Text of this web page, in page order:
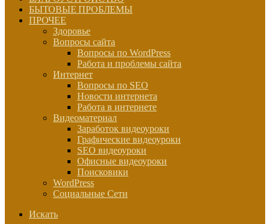
БЫТОВЫЕ ПРОБЛЕМЫ
ПРОЧЕЕ
Здоровье
Вопросы сайта
Вопросы по WordPress
Работа и проблемы сайта
Интернет
Вопросы по SEO
Новости интернета
Работа в интернете
Видеоматериал
Заработок видеоуроки
Графические видеоуроки
SEO видеоуроки
Офисные видеоуроки
Поисковики
WordPress
Социальные Сети
Искать